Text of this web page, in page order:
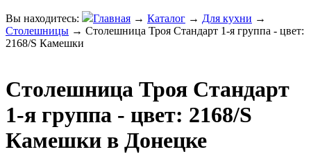
Вы находитесь: Главная → Каталог → Для кухни →
Столешницы → Столешница Троя Стандарт 1-я группа - цвет:
2168/S Камешки
Столешница Троя Стандарт
1-я группа - цвет: 2168/S
Камешки в Донецке